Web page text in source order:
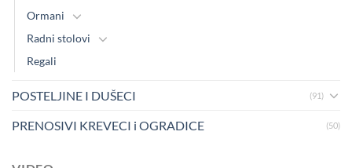
Ormani
Radni stolovi
Regali
POSTELJINE I DUŠECI (91)
PRENOSIVI KREVECI i OGRADICE (50)